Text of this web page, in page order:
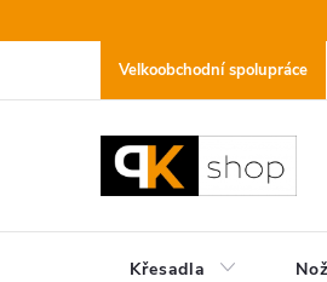
na
Velkoobchodní spolupráce
Křesadla